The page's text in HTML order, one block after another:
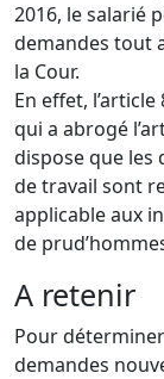
2016, le salarié
demandes tout
la Cour.
En effet,
qui a abrogé
dispose que les
de travail sont
applicable aux
de
A retenir
Pour
demandes